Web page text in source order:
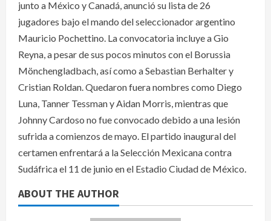
junto a México y Canadá, anunció su lista de 26
jugadores bajo el mando del seleccionador argentino
Mauricio Pochettino. La convocatoria incluye a Gio
Reyna, a pesar de sus pocos minutos con el Borussia
Mönchengladbach, así como a Sebastian Berhalter y
Cristian Roldan. Quedaron fuera nombres como Diego
Luna, Tanner Tessman y Aidan Morris, mientras que
Johnny Cardoso no fue convocado debido a una lesión
sufrida a comienzos de mayo. El partido inaugural del
certamen enfrentará a la Selección Mexicana contra
Sudáfrica el 11 de junio en el Estadio Ciudad de México.
ABOUT THE AUTHOR